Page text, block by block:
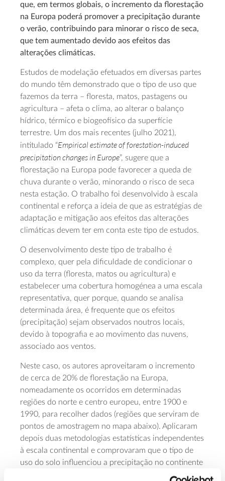
que, em termos globais, o incremento da florestação
na Europa poderá promover a precipitação durante
o verão, contribuindo para minorar o risco de seca,
que tem aumentado devido aos efeitos das
alterações climáticas.
Estudos de modelação efetuados em diversas partes
do mundo têm demonstrado que o tipo de uso que
fazemos da terra – floresta, matos, pastagens ou
agricultura – afeta o clima, ao alterar o balanço
hídrico, térmico e biogeofísico da superfície
terrestre. Um dos mais recentes (julho 2021),
intitulado “Empirical estimate of forestation-induced
precipitation changes in Europe”, sugere que a
florestação na Europa pode favorecer a queda de
chuva durante o verão, minorando o risco de seca
nesta estação. O trabalho foi desenvolvido à escala
continental e reforça a ideia de que as estratégias de
adaptação e mitigação aos efeitos das alterações
climáticas devem ter em conta este tipo de estudos.
O desenvolvimento deste tipo de trabalho é
complexo, quer pela dificuldade de condicionar o
uso da terra (floresta, matos ou agricultura) e
estabelecer uma cobertura homogénea a uma escala
representativa, quer porque, quando se analisa
determinada área, é frequente que os efeitos
(precipitação) sejam observados noutros locais,
devido à topografia e ao movimento das nuvens,
associado aos ventos.
Neste caso, os autores aproveitaram o incremento
de cerca de 20% de florestação na Europa,
nomeadamente os ocorridos em determinadas
regiões do norte e centro europeu, entre 1900 e
1990, para recolher dados (regiões que serviram de
pontos de amostragem no mapa abaixo). Aplicaram
depois duas metodologias estatísticas independentes
à escala continental e comprovaram que o tipo de
uso do solo influenciou a precipitação no continente